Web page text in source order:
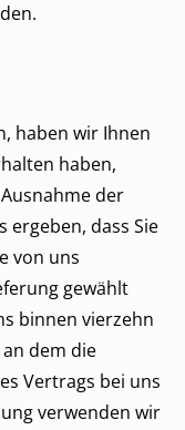
haben wir Ihnen
haben,
der
ergeben, dass Sie
von uns
gewählt
binnen vierzehn
dem die
Vertrags bei uns
verwenden wir